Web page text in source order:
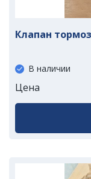
Клапан
В наличии
Цена